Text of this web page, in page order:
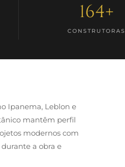
164+
CONSTRUTORAS
Ipanema, Leblon e
mantêm perfil
modernos com
a obra e